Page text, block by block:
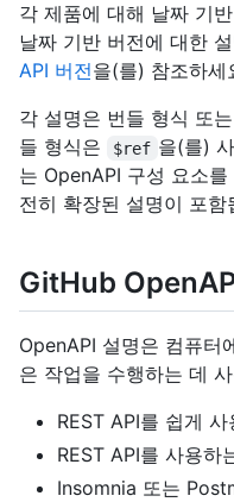
각 제품에 대해 날짜 기
날짜 기반 버전에 대한
API 버전을(를) 참조하세
각 설명은 번들 형식 또
들 형식은
$ref 을(를)
는 OpenAPI 구성 요소
전히 확장된 설명이 포함
GitHub
OpenAPI 설명은 컴퓨터
은 작업을 수행하는 데
REST API를 쉽게
REST API를 사용하
Insomnia 또는